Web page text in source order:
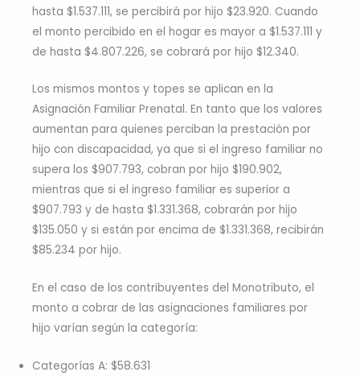
hasta $1.537.111, se percibirá por hijo $23.920. Cuando
el monto percibido en el hogar es mayor a $1.537.111 y
de hasta $4.807.226, se cobrará por hijo $12.340.
Los mismos montos y topes se aplican en la
Asignación Familiar Prenatal. En tanto que los valores
aumentan para quienes perciban la prestación por
hijo con discapacidad, ya que si el ingreso familiar no
supera los $907.793, cobran por hijo $190.902,
mientras que si el ingreso familiar es superior a
$907.793 y de hasta $1.331.368, cobrarán por hijo
$135.050 y si están por encima de $1.331.368, recibirán
$85.234 por hijo.
En el caso de los contribuyentes del Monotributo, el
monto a cobrar de las asignaciones familiares por
hijo varían según la categoría:
Categorías A: $58.631